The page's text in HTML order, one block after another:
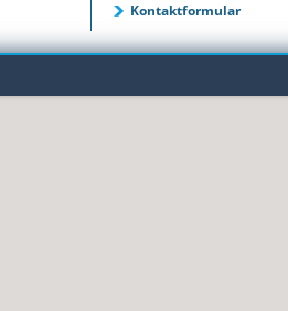
Kontaktformular